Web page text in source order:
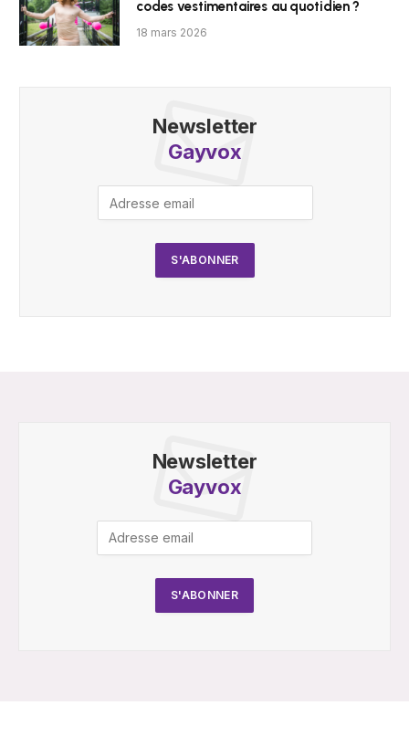
codes vestimentaires au quotidien ?
18 mars 2026
Newsletter
Gayvox
Newsletter
Gayvox